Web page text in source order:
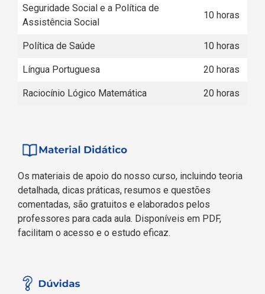
Seguridade Social e a Política de
Assistência Social
10 horas
Política de Saúde 10 horas
Língua Portuguesa 20 horas
Raciocínio Lógico Matemática 20 horas
Os materiais de apoio do nosso curso, incluindo teoria
detalhada, dicas práticas, resumos e questões
comentadas, são gratuitos e elaborados pelos
professores para cada aula. Disponíveis em PDF,
facilitam o acesso e o estudo eficaz.